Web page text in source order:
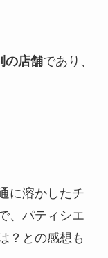
の店舗であり、
に溶かしたチ
、パティシエ
？との感想も